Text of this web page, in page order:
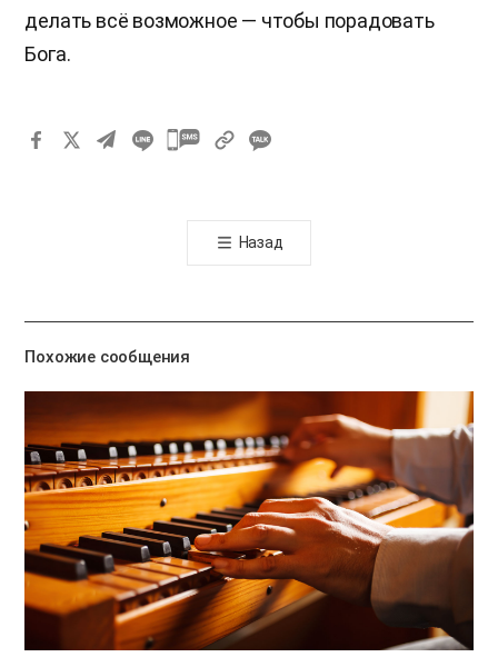
делать всё возможное — чтобы порадовать
Бога.
카
톡
공
기
Назад
Похожие сообщения